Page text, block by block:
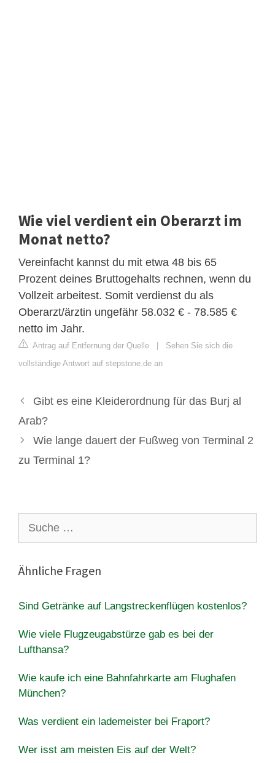
Wie viel verdient ein Oberarzt im
Monat netto?
Vereinfacht kannst du mit etwa 48 bis 65
Prozent deines Bruttogehalts rechnen, wenn du
Vollzeit arbeitest. Somit verdienst du als
Oberarzt/ärztin ungefähr 58.032 € - 78.585 €
netto im Jahr.
Antrag auf Entfernung der Quelle | Sehen Sie sich die
vollständige Antwort auf stepstone.de an
Gibt es eine Kleiderordnung für das Burj al
Arab?
Wie lange dauert der Fußweg von Terminal 2
zu Terminal 1?
nach:
Ähnliche Fragen
Sind Getränke auf Langstreckenflügen kostenlos?
Wie viele Flugzeugabstürze gab es bei der
Lufthansa?
Wie kaufe ich eine Bahnfahrkarte am Flughafen
München?
Was verdient ein lademeister bei Fraport?
Wer isst am meisten Eis auf der Welt?